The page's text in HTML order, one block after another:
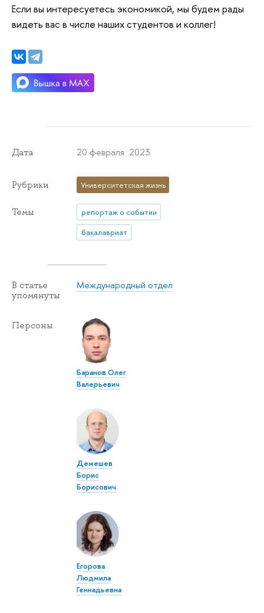
Если вы интересуетесь экономикой, мы будем рады
видеть вас в числе наших студентов и коллег!
Дата 20 февраля 2023
Рубрики Университетская жизнь
Темы
репортаж о событии
бакалавриат
В статье
упомянуты
Международный отдел
Персоны
Баранов Олег
Валерьевич
Демешев
Борис
Борисович
Егорова
Людмила
Геннадьевна